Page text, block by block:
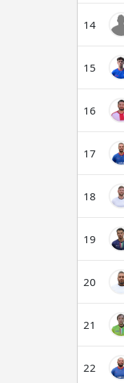
14
15
16
17
18
19
20
21
22